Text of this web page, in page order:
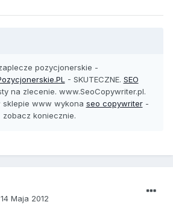
pozycjonerskie -
- SKUTECZNE. SEO
na zlecenie. www.SeoCopywriter.pl.
sklepie www wykona seo copywriter-
zobacz koniecznie.
14 Maja 2012